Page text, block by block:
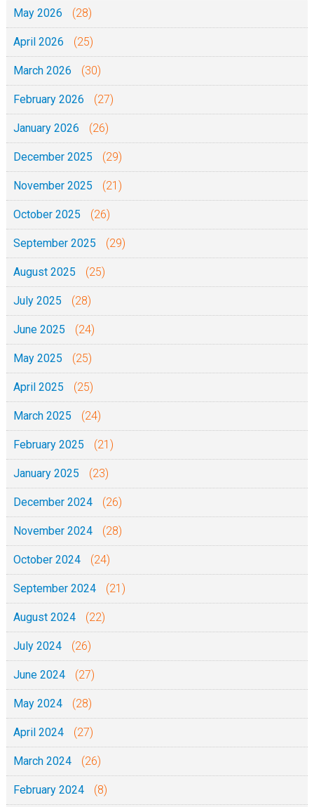
May 2026 (28)
April 2026 (25)
March 2026 (30)
February 2026 (27)
January 2026 (26)
December 2025 (29)
November 2025 (21)
October 2025 (26)
September 2025 (29)
August 2025 (25)
July 2025 (28)
June 2025 (24)
May 2025 (25)
April 2025 (25)
March 2025 (24)
February 2025 (21)
January 2025 (23)
December 2024 (26)
November 2024 (28)
October 2024 (24)
September 2024 (21)
August 2024 (22)
July 2024 (26)
June 2024 (27)
May 2024 (28)
April 2024 (27)
March 2024 (26)
February 2024 (8)